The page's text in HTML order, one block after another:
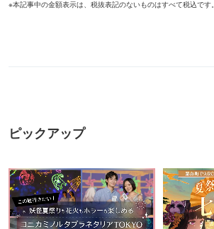
※本記事中の金額表示は、税抜表記のないものはすべて税込です。
ピックアップ